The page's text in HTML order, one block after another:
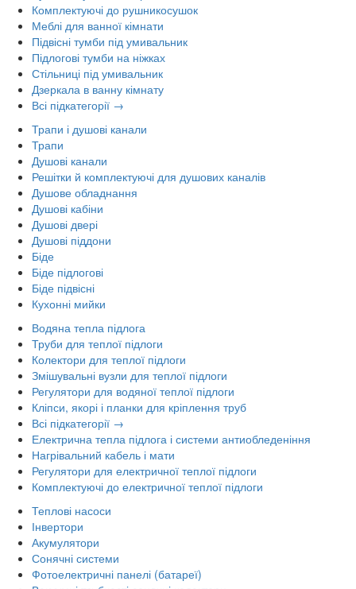
Комплектуючі до рушникосушок
Меблі для ванної кімнати
Підвісні тумби під умивальник
Підлогові тумби на ніжках
Стільниці під умивальник
Дзеркала в ванну кімнату
Всі підкатегорії →
Трапи і душові канали
Трапи
Душові канали
Решітки й комплектуючі для душових каналів
Душове обладнання
Душові кабіни
Душові двері
Душові піддони
Біде
Біде підлогові
Біде підвісні
Кухонні мийки
Водяна тепла підлога
Труби для теплої підлоги
Колектори для теплої підлоги
Змішувальні вузли для теплої підлоги
Регулятори для водяної теплої підлоги
Кліпси, якорі і планки для кріплення труб
Всі підкатегорії →
Електрична тепла підлога і системи антиобледеніння
Нагрівальний кабель і мати
Регулятори для електричної теплої підлоги
Комплектуючі до електричної теплої підлоги
Теплові насоси
Інвертори
Акумулятори
Сонячні системи
Фотоелектричні панелі (батареї)